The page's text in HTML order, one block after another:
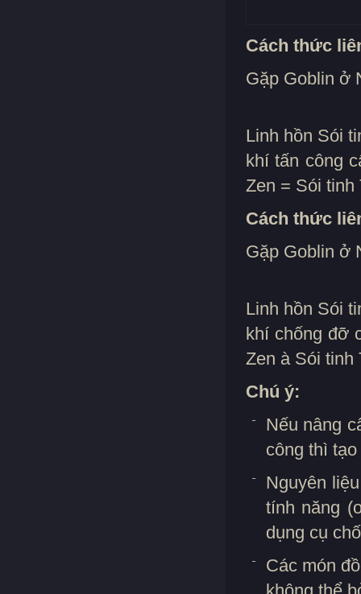
Cách thức
Gặp Goblin ở
Linh hồn Sói
khí tấn công
Zen = Sói tinh
Cách thức
Gặp Goblin ở
Linh hồn Sói
khí chống đỡ
Zen à Sói tinh
Chú ý:
Nếu nâng
công thì
Nguyên
tính năng
dụng cụ
Các món